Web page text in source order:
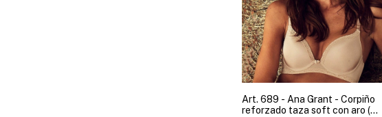
Art. 689 - Ana Grant - Corpiño
reforzado taza soft con aro (